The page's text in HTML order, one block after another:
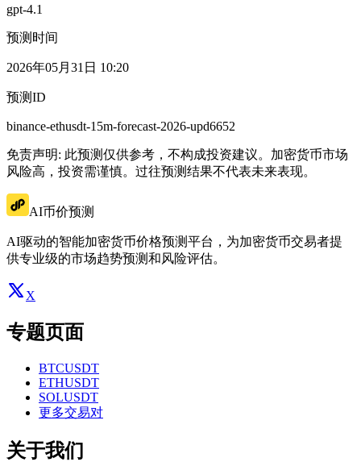
gpt-4.1
预测时间
2026年05月31日 10:20
预测ID
binance-ethusdt-15m-forecast-2026-upd6652
免责声明: 此预测仅供参考，不构成投资建议。加密货币市场
风险高，投资需谨慎。过往预测结果不代表未来表现。
AI币价预测
AI驱动的智能加密货币价格预测平台，为加密货币交易者提
供专业级的市场趋势预测和风险评估。
X
专题页面
BTCUSDT
ETHUSDT
SOLUSDT
更多交易对
关于我们